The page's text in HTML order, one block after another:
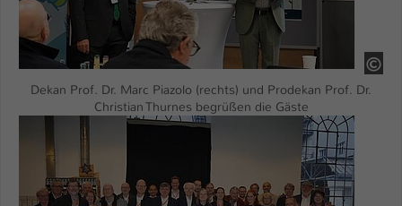
Dekan Prof. Dr. Marc Piazolo (rechts) und Prodekan Prof. Dr.
Christian Thurnes begrüßen die Gäste
Show larger version